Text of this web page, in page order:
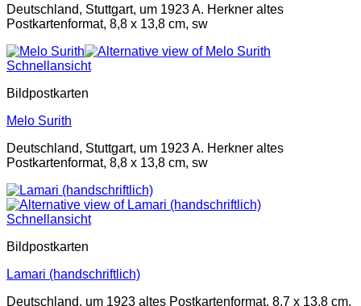
Deutschland, Stuttgart, um 1923 A. Herkner altes
Postkartenformat, 8,8 x 13,8 cm, sw
Schnellansicht
Bildpostkarten
Melo Surith
Deutschland, Stuttgart, um 1923 A. Herkner altes
Postkartenformat, 8,8 x 13,8 cm, sw
Schnellansicht
Bildpostkarten
Lamari (handschriftlich)
Deutschland, um 1923 altes Postkartenformat, 8,7 x 13,8 cm,